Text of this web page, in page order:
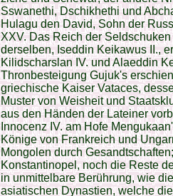
Sswanethi, Dschikhethi und
Hulagu den David, Sohn der
XXV. Das Reich der
derselben, Iseddin Keikawus II.,
Kilidscharslan IV. und Alaeddin
Thronbesteigung Gujuk's
griechische Kaiser Vataces,
Muster von Weisheit und
aus den Händen der Lateiner
Innocenz IV. am Hofe
Könige von Frankreich und
Mongolen durch
Konstantinopel, noch die Reste
in unmittelbare Berührung, wie
asiatischen Dynastien, welche